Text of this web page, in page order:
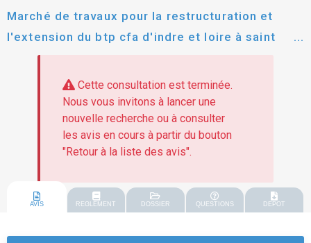
Marché de travaux pour la restructuration et
l'extension du btp cfa d'indre et loire à saint
pierre des corps (37)
Cette consultation est terminée.
Nous vous invitons à lancer une
nouvelle recherche ou à consulter
les avis en cours à partir du bouton
"Retour à la liste des avis".
AVIS REGLEMENT DOSSIER QUESTIONS DEPOT